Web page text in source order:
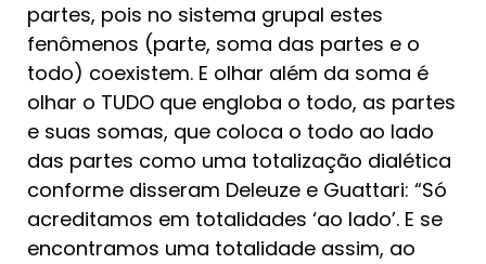
partes, pois no sistema grupal estes
fenômenos (parte, soma das partes e o
todo) coexistem. E olhar além da soma é
olhar o TUDO que engloba o todo, as partes
e suas somas, que coloca o todo ao lado
das partes como uma totalização dialética
conforme disseram Deleuze e Guattari: “Só
acreditamos em totalidades ‘ao lado’. E se
encontramos uma totalidade assim, ao